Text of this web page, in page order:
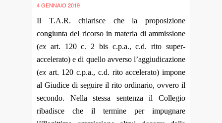
4 GENNAIO 2019
Il T.A.R. chiarisce che la proposizione
congiunta del ricorso in materia di ammissione
(ex art. 120 c. 2 bis c.p.a., c.d. rito super-
accelerato) e di quello avverso l’aggiudicazione
(ex art. 120 c.p.a., c.d. rito accelerato) impone
al Giudice di seguire il rito ordinario, ovvero il
secondo. Nella stessa sentenza il Collegio
ribadisce che il termine per impugnare